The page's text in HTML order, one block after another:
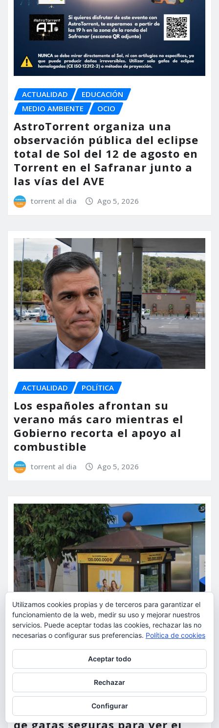
ACTUALIDAD
EDUCACIÓN
MEDIO AMBIENTE
OCIO
AstroTorrent organiza una
observación pública del eclipse
total de Sol del 12 de agosto en
Torrent en el Safranar junto a
las vías del AVE
torrent al dia Ago 5, 2026
ACTUALIDAD POLÍTICA
Los españoles afrontan su
verano más caro mientras el
Gobierno recorta el apoyo al
combustible
torrent al dia Ago 5, 2026
OCIO
El Grupo Social ONCE reparte de
manera gratuita dos millones
de gafas seguras para ver el
Utilizamos cookies propias y de terceros para garantizar el
funcionamiento de la web, medir su uso y mejorar nuestros
servicios. Puede aceptar todas las cookies, rechazar las no
necesarias o configurar sus preferencias. Política de cookies
Aceptar todo
Rechazar
Configurar
Para obtener más información, incluido cómo gestionar las cookies,